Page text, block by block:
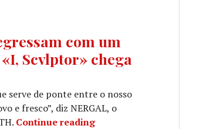
com um
Scvlptor» chega
serve de ponte entre o nosso
e fresco”, diz NERGAL, o
Continue readingBEHEMOTH